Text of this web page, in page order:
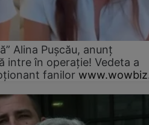
Alina Pușcău, anunț
intre în operație! Vedeta a
fanilor